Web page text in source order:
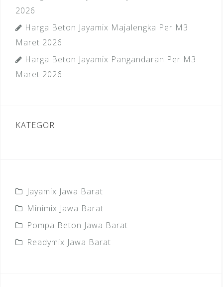
2026
Harga Beton Jayamix Majalengka Per M3
Maret 2026
Harga Beton Jayamix Pangandaran Per M3
Maret 2026
KATEGORI
Jayamix Jawa Barat
Minimix Jawa Barat
Pompa Beton Jawa Barat
Readymix Jawa Barat